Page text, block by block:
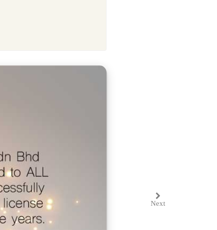
Next
Next